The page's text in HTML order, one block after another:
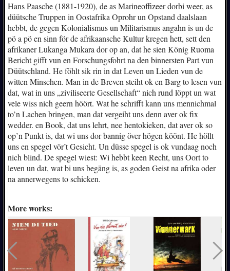
Hans Paasche (1881-1920), de as Marineoffizeer dorbi weer, as
düütsche Truppen in Oostafrika Oprohr un Opstand daalslaan
hebbt, de gegen Kolonialismus un Militarismus angahn is un de
pö a pö en sinn för de afrikaansche Kultur kregen hett, sett den
afrikaner Lukanga Mukara dor op an, dat he sien König Ruoma
Bericht gifft vun en Forschungsfohrt na den binnersten Part vun
Düütschland. He föhlt sik rin in dat Leven un Lieden vun de
witten Minschen. Man in de Breven steiht ok en Barg to lesen vun
dat, wat in uns „ziviliseerte Gesellschaft“ nich rund löppt un wat
vele wiss nich geern höört. Wat he schrifft kann uns mennichmal
to’n Lachen bringen, man dat vergeiht uns denn aver ok fix
wedder. en Book, dat uns lehrt, nee hentokieken, dat aver ok so
op’n Punkt is, dat wi uns dor bannig över högen köönt. He höllt
uns en spegel vör’t Gesicht. Un düsse spegel is ok vundaag noch
nich blind. De spegel wiest: Wi hebbt keen Recht, uns Oort to
leven un dat, wat bi uns begäng is, as goden Geist na afrika oder
na annerwegens to schicken.
More works: